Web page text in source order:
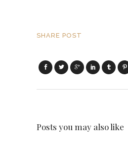
SHARE POST
Posts you may also like